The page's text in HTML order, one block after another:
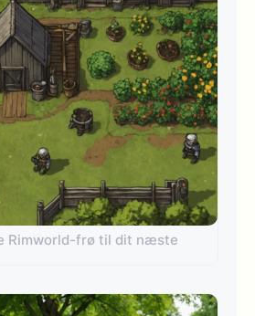
Rimworld-frø til dit næste